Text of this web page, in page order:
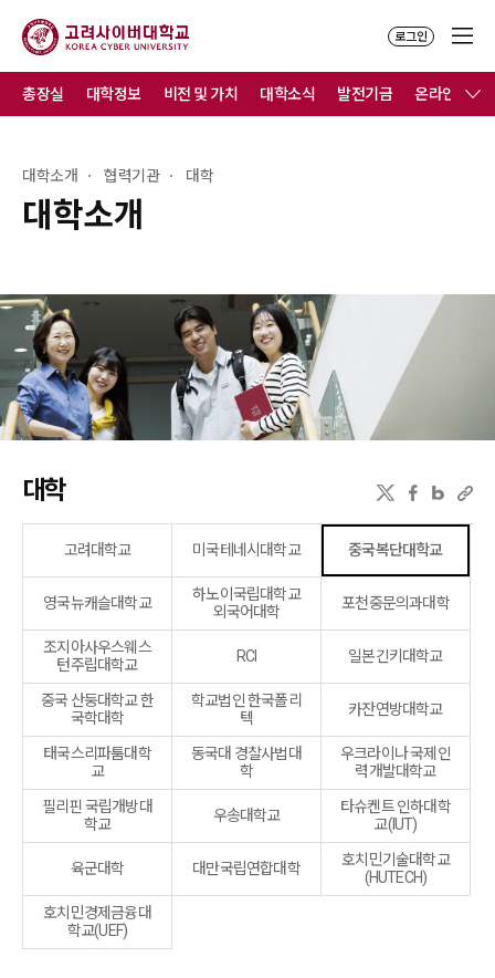
로그인
대학소개
대학소개 협력기관 대학
총장실 대학정보 비전 및 가치 대학소식 발전기금 온라인홍보
대학
고려대학교 미국테네시대학교 중국복단대학교
영국뉴캐슬대학교
하노이국립대학교
외국어대학
포천중문의과대학
조지아사우스웨스
턴주립대학교
RCI 일본긴키대학교
중국 산둥대학교 한
국학대학
학교법인 한국폴리
텍
카잔연방대학교
태국스리파툼대학
교
동국대 경찰사법대
학
우크라이나 국제인
력개발대학교
필리핀 국립개방대
학교
우송대학교
타슈켄트 인하대학
교(IUT)
육군대학 대만국립연합대학
호치민기술대학교
(HUTECH)
호치민경제금융대
학교(UEF)